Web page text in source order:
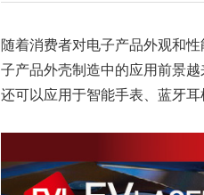
随着消费者对电子产品外观和
子产品外壳制造中的应用前景
还可以应用于智能手表、蓝牙耳